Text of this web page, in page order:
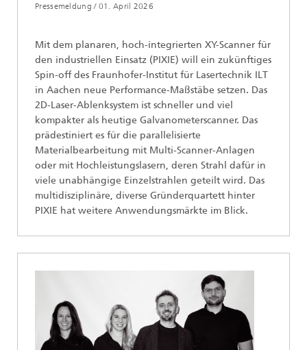
Pressemeldung / 01. April 2026
Mit dem planaren, hoch-integrierten XY-Scanner für
den industriellen Einsatz (PIXIE) will ein zukünftiges
Spin-off des Fraunhofer-Institut für Lasertechnik ILT
in Aachen neue Performance-Maßstäbe setzen. Das
2D-Laser-Ablenksystem ist schneller und viel
kompakter als heutige Galvanometerscanner. Das
prädestiniert es für die parallelisierte
Materialbearbeitung mit Multi-Scanner-Anlagen
oder mit Hochleistungslasern, deren Strahl dafür in
viele unabhängige Einzelstrahlen geteilt wird. Das
multidisziplinäre, diverse Gründerquartett hinter
PIXIE hat weitere Anwendungsmärkte im Blick.